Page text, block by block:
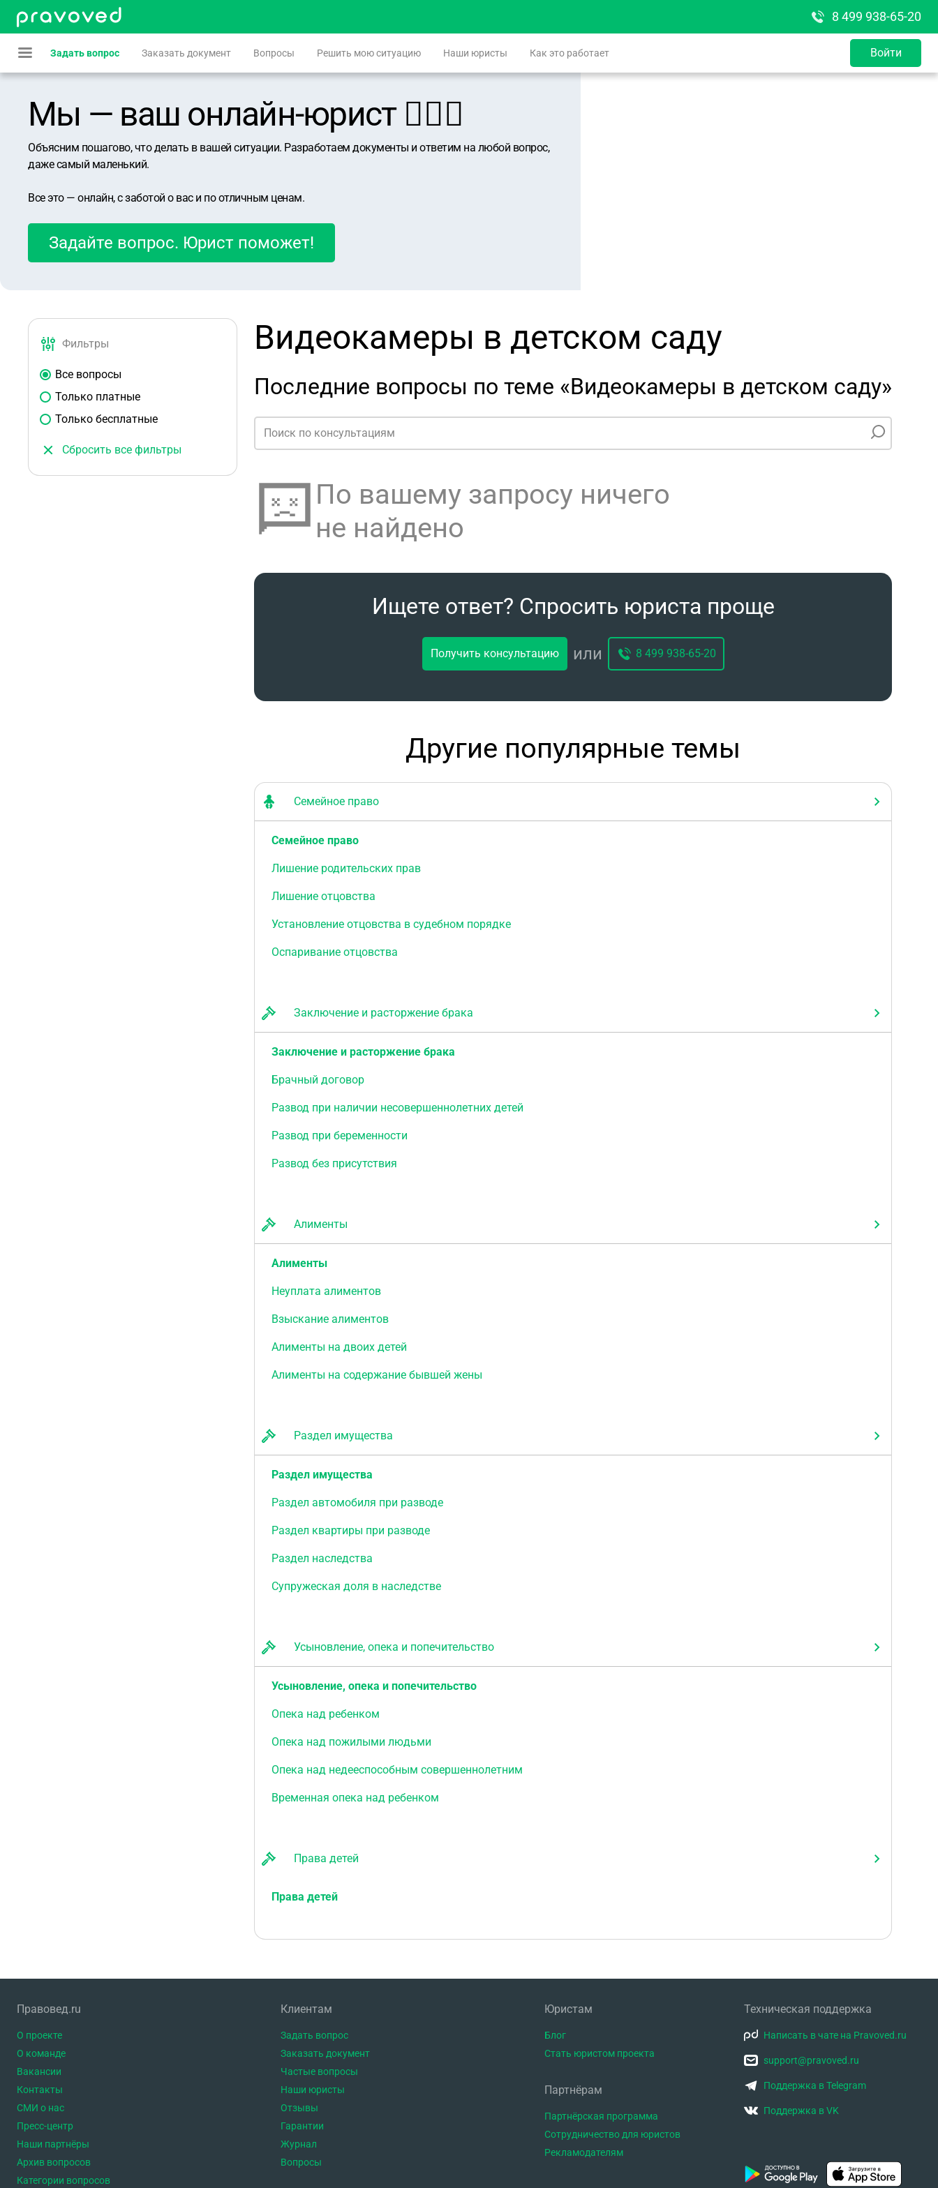
8 499 938-65-20
Задать вопрос Заказать документ Вопросы Решить мою ситуацию Наши юристы Как это работает Войти
Мы — ваш онлайн-юрист 👨🏻‍⚖️
Объясним пошагово, что делать в вашей ситуации. Разработаем документы и ответим на любой вопрос,
даже самый маленький.
Все это — онлайн, с заботой о вас и по отличным ценам.
Задайте вопрос. Юрист поможет!
Фильтры
Все вопросы
Только платные
Только бесплатные
Сбросить все фильтры
Видеокамеры в детском саду
Последние вопросы по теме «Видеокамеры в детском саду»
По вашему запросу ничего
не найдено
Ищете ответ? Спросить юриста проще
Получить консультацию или 8 499 938-65-20
Другие популярные темы
Семейное право
Семейное право
Лишение родительских прав
Лишение отцовства
Установление отцовства в судебном порядке
Оспаривание отцовства
Заключение и расторжение брака
Заключение и расторжение брака
Брачный договор
Развод при наличии несовершеннолетних детей
Развод при беременности
Развод без присутствия
Алименты
Алименты
Неуплата алиментов
Взыскание алиментов
Алименты на двоих детей
Алименты на содержание бывшей жены
Раздел имущества
Раздел имущества
Раздел автомобиля при разводе
Раздел квартиры при разводе
Раздел наследства
Супружеская доля в наследстве
Усыновление, опека и попечительство
Усыновление, опека и попечительство
Опека над ребенком
Опека над пожилыми людьми
Опека над недееспособным совершеннолетним
Временная опека над ребенком
Права детей
Права детей
Правовед.ru
О проекте
О команде
Вакансии
Контакты
СМИ о нас
Пресс-центр
Наши партнёры
Архив вопросов
Категории вопросов
Клиентам
Задать вопрос
Заказать документ
Частые вопросы
Наши юристы
Отзывы
Гарантии
Журнал
Вопросы
Юристам
Блог
Стать юристом проекта
Партнёрам
Партнёрская программа
Сотрудничество для юристов
Рекламодателям
Техническая поддержка
Написать в чате на Pravoved.ru
support@pravoved.ru
Поддержка в Telegram
Поддержка в VK